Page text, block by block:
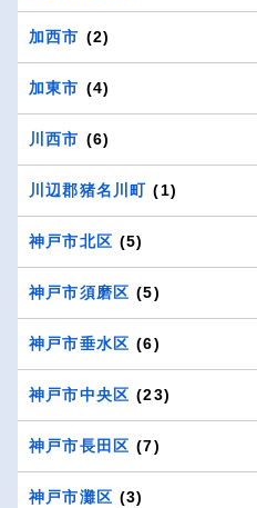
加西市 (2)
加東市 (4)
川西市 (6)
川辺郡猪名川町 (1)
神戸市北区 (5)
神戸市須磨区 (5)
神戸市垂水区 (6)
神戸市中央区 (23)
神戸市長田区 (7)
神戸市灘区 (3)